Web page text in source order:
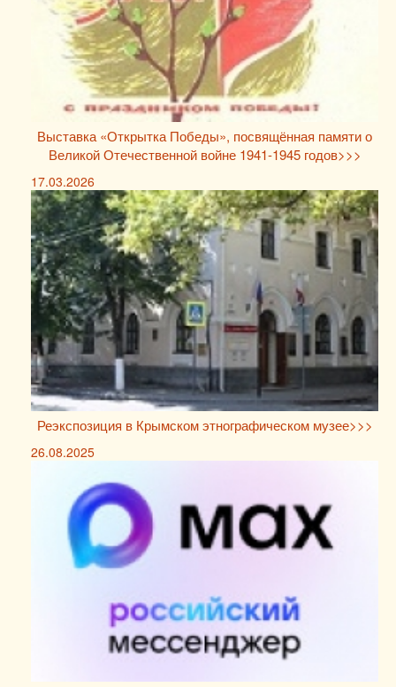
Выставка «Открытка Победы», посвящённая памяти о
Великой Отечественной войне 1941-1945 годов>>>
17.03.2026
Реэкспозиция в Крымском этнографическом музее>>>
26.08.2025